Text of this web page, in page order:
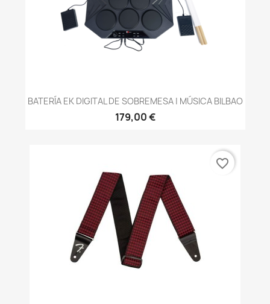
BATERÍA EK DIGITAL DE SOBREMESA | MÚSICA BILBAO
179,00 €
favorite_border